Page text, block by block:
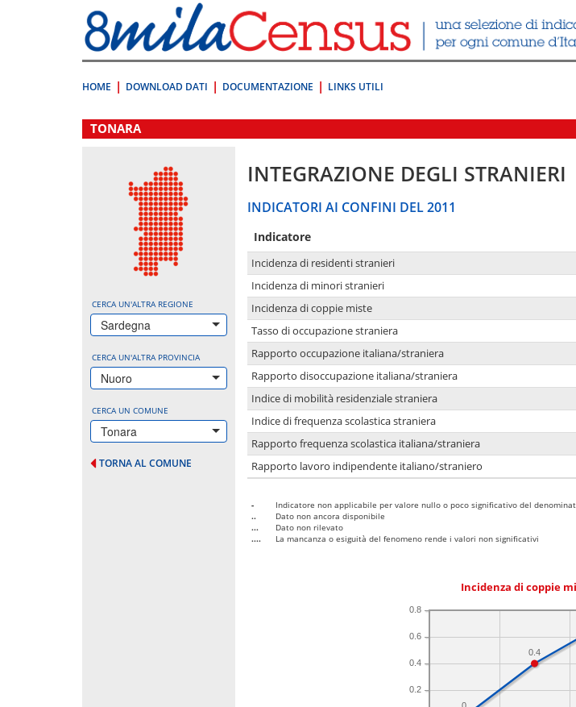
direttamente
a:
Contenuto
HOME DOWNLOAD DATI DOCUMENTAZIONE LINKS UTILI
.
TONARA
CERCA UN'ALTRA REGIONE
Sardegna
CERCA UN'ALTRA PROVINCIA
Nuoro
CERCA UN COMUNE
Tonara
TORNA AL COMUNE
INTEGRAZIONE DEGLI STRANIERI
INDICATORI AI CONFINI DEL 2011
Indicatore
Incidenza di residenti stranieri
Incidenza di minori stranieri
Incidenza di coppie miste
Tasso di occupazione straniera
Rapporto occupazione italiana/straniera
Rapporto disoccupazione italiana/straniera
Indice di mobilità residenziale straniera
Indice di frequenza scolastica straniera
Rapporto frequenza scolastica italiana/straniera
Rapporto lavoro indipendente italiano/straniero
-
Indicatore non applicabile per valore nullo o poco significativo del
..
Dato non ancora disponibile
...
Dato non rilevato
....
La mancanza o esiguità del fenomeno rende i valori non significativi
Incidenza di coppie
0.2
0.4
0.6
0.8
0.4